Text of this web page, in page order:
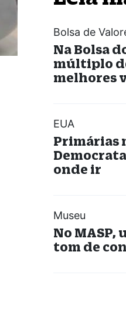
Bolsa de
Na Bolsa
múltiplo
melhores
EUA
Primárias
onde ir
Museu
No MASP,
tom de